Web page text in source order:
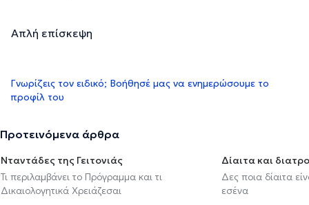
Απλή επίσκεψη
Γνωρίζεις τον ειδικό; Βοήθησέ μας να ενημερώσουμε το
προφίλ του
Προτεινόμενα άρθρα
Νταντάδες της Γειτονιάς
Τι περιλαμβάνει το Πρόγραμμα και τι
Δικαιολογητικά Χρειάζεσαι
Δίαιτα και
Δες ποια δίαιτα
εσένα